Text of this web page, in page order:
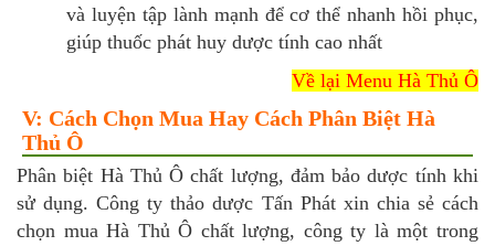
và luyện tập lành mạnh để cơ thể nhanh hồi phục,
giúp thuốc phát huy dược tính cao nhất
Về lại Menu Hà Thủ Ô
V: Cách Chọn Mua Hay Cách Phân Biệt Hà
Thủ Ô
Phân biệt Hà Thủ Ô chất lượng, đảm bảo dược tính khi
sử dụng. Công ty thảo dược Tấn Phát xin chia sẻ cách
chọn mua Hà Thủ Ô chất lượng, công ty là một trong